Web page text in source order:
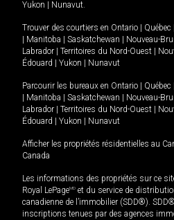
Yukon
Nunavut.
Trouver des courtiers en Ontario Québec
Manitoba Saskatchewan Nouveau-
Labrador
Territoires du Nord-Ouest
Édouard
Yukon Nunavut
Parcourir les bureaux en Ontario Québec
Manitoba Saskatchewan Nouveau-
Labrador
Territoires du Nord-Ouest
Édouard
Yukon Nunavut
Afficher les propriétés résidentielles au
Canada
Les informations des propriétés sur ce
Royal LePageMD et du service de
canadienne de l’immobilier (SDD®).
inscriptions tenues par des agences